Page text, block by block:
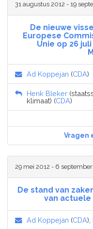
31 augustus 2012 - 19
De nieuwe
Europese
Unie op 26
Ad Koppejan (CDA)
Henk Bleker
klimaat) (CDA)
Vragen
29 mei 2012 - 6 september
De stand van
van
Ad Koppejan (CDA),